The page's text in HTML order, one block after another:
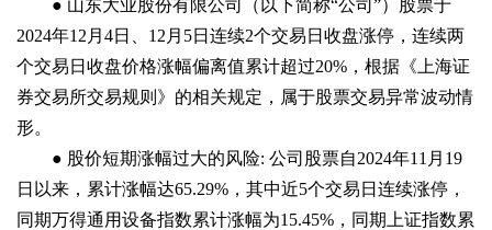
● 山东大业股份有限公司（以下简称“公司”）股票于
2024年12月4日、12月5日连续2个交易日收盘涨停，连续两
个交易日收盘价格涨幅偏离值累计超过20%，根据《上海证
券交易所交易规则》的相关规定，属于股票交易异常波动情
形。
● 股价短期涨幅过大的风险: 公司股票自2024年11月19
日以来，累计涨幅达65.29%，其中近5个交易日连续涨停，
同期万得通用设备指数累计涨幅为15.45%，同期上证指数累